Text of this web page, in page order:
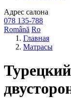
Адрес салона
078 135-788
Română Ro
Главная
Матрасы